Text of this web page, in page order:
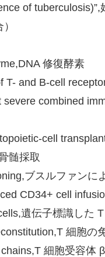
of
修復酵素
and B-cell
combined
cell
髄採取
ブスルファンに
CD34+ cell
遺伝子標識した
細胞の
細胞受容体